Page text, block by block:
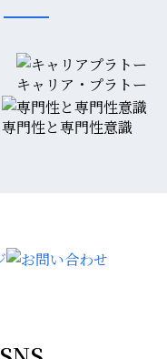
キャリア・プラトー
専門性と専門性意識